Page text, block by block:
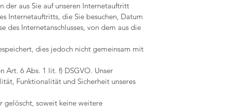
der aus Sie auf unseren Internetauftritt
Internetauftritts, die Sie besuchen, Datum
des Internetanschlusses, von dem aus die
dies jedoch nicht gemeinsam mit
Art. 6 Abs. 1 lit. f) DSGVO. Unser
Funktionalität und Sicherheit unseres
gelöscht, soweit keine weitere